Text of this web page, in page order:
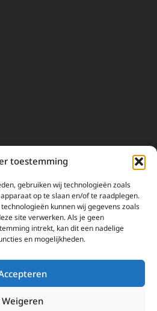
toestemming
gebruiken wij technologieën zoals
op te slaan en/of te raadplegen.
kunnen wij gegevens zoals
site verwerken. Als je geen
intrekt, kan dit een nadelige
en mogelijkheden.
Weigeren
door uw donaties.
advertentie-inkomsten of